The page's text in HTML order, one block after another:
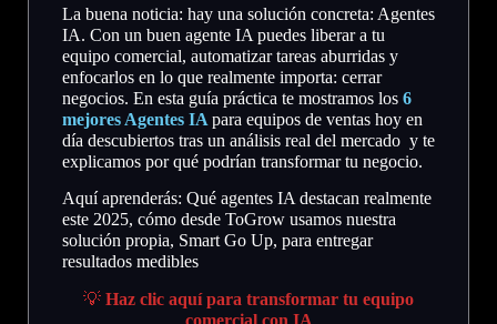
La buena noticia: hay una solución concreta: Agentes
IA. Con un buen agente IA puedes liberar a tu
equipo comercial, automatizar tareas aburridas y
enfocarlos en lo que realmente importa: cerrar
negocios. En esta guía práctica te mostramos los 6
mejores Agentes IA para equipos de ventas hoy en
día descubiertos tras un análisis real del mercado y te
explicamos por qué podrían transformar tu negocio.
Aquí aprenderás: Qué agentes IA destacan realmente
este 2025, cómo desde ToGrow usamos nuestra
solución propia, Smart Go Up, para entregar
resultados medibles
💡 Haz clic aquí para transformar tu equipo
comercial con IA